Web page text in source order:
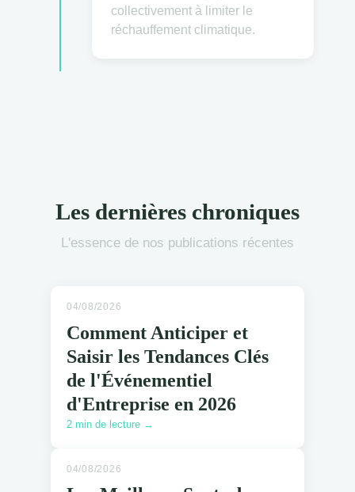
collectivement à limiter le
réchauffement climatique.
Les dernières chroniques
L'essence de nos publications récentes
04/08/2026
Comment Anticiper et
Saisir les Tendances Clés
de l'Événementiel
d'Entreprise en 2026
2 min de lecture →
04/08/2026